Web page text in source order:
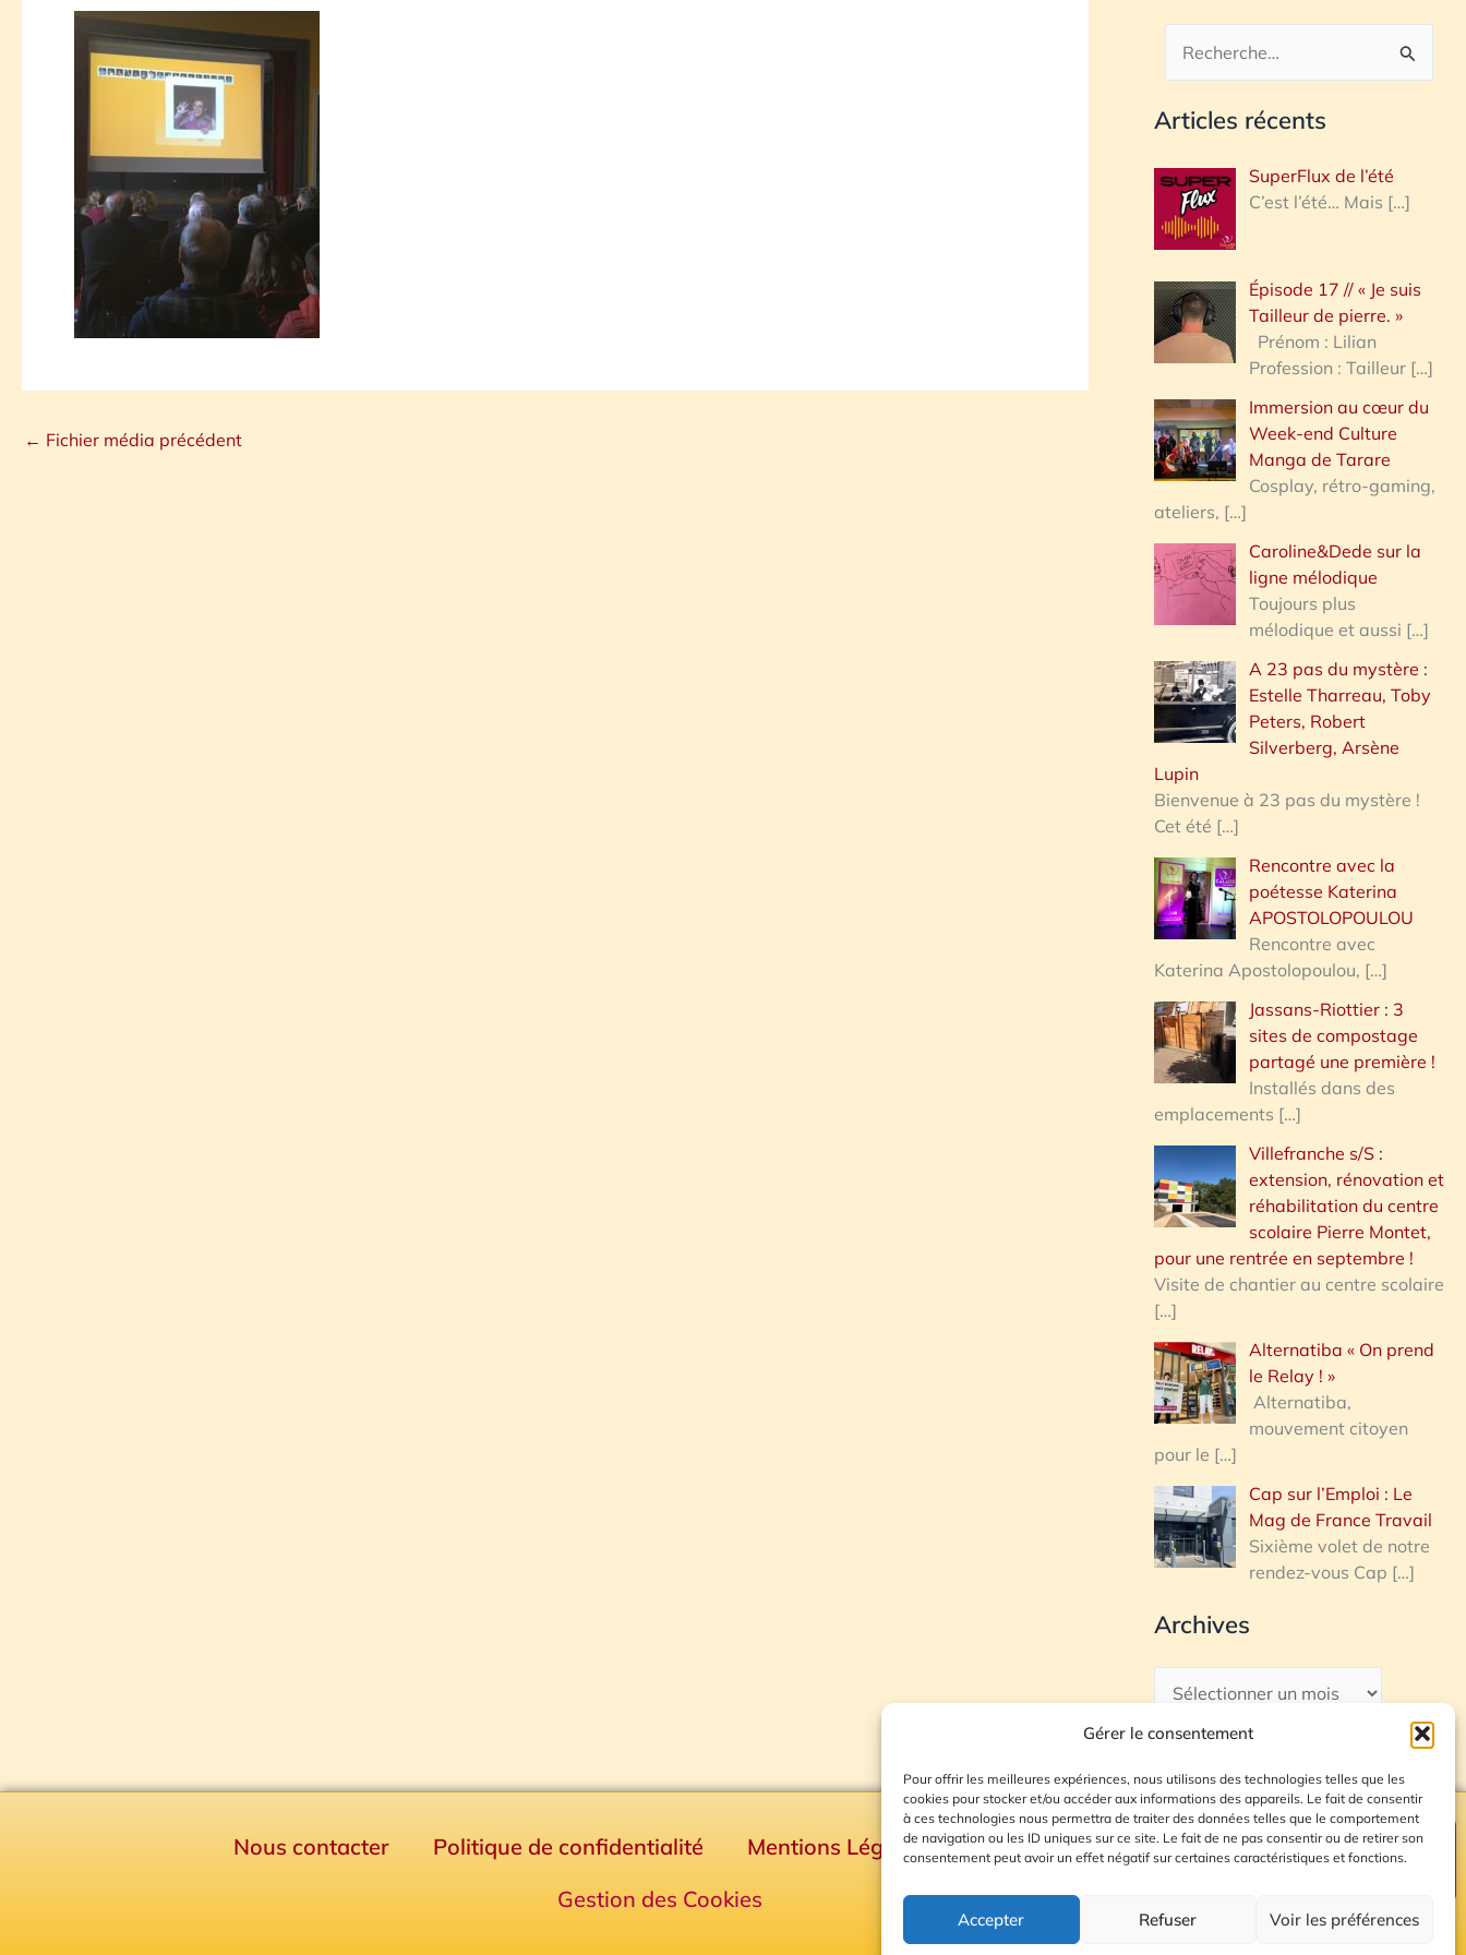
Gérer le consentement
Pour offrir les meilleures expériences, nous utilisons des technologies telles que les
cookies pour stocker et/ou accéder aux informations des appareils. Le fait de consentir
à ces technologies nous permettra de traiter des données telles que le comportement
de navigation ou les ID uniques sur ce site. Le fait de ne pas consentir ou de retirer son
consentement peut avoir un effet négatif sur certaines caractéristiques et fonctions.
Accepter Refuser Voir les préférences
← Fichier média précédent
c
h
r
h
e
:
Articles récents
SuperFlux de l’été
C’est l’été… Mais […]
Épisode 17 // « Je suis
Tailleur de pierre. »
Prénom : Lilian
Profession : Tailleur […]
Immersion au cœur du
Week-end Culture
Manga de Tarare
Cosplay, rétro-gaming,
ateliers, […]
Caroline&Dede sur la
ligne mélodique
Toujours plus
mélodique et aussi […]
A 23 pas du mystère :
Estelle Tharreau, Toby
Peters, Robert
Silverberg, Arsène
Lupin
Bienvenue à 23 pas du mystère !
Cet été […]
Rencontre avec la
poétesse Katerina
APOSTOLOPOULOU
Rencontre avec
Katerina Apostolopoulou, […]
Jassans-Riottier : 3
sites de compostage
partagé une première !
Installés dans des
emplacements […]
Villefranche s/S :
extension, rénovation et
réhabilitation du centre
scolaire Pierre Montet,
pour une rentrée en septembre !
Visite de chantier au centre scolaire
[…]
Alternatiba « On prend
le Relay ! »
Alternatiba,
mouvement citoyen
pour le […]
Cap sur l’Emploi : Le
Mag de France Travail
Sixième volet de notre
rendez-vous Cap […]
Archives
Nous contacter Politique de confidentialité Mentions Légales
Plan du site
Gestion des Cookies